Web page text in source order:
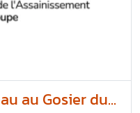
au Gosier du...